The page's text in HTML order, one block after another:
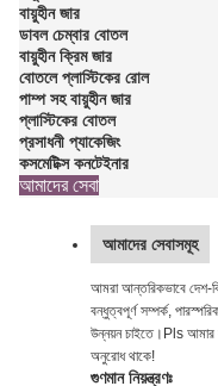
বায়ুহীন জার
ডাবল চেম্বার বোতল
বায়ুহীন ক্রিম জার
বোতলে প্লাস্টিকের রোল
পাম্প সহ বায়ুহীন জার
প্লাস্টিকের বোতল
প্রসাধনী প্যাকেজিং
কসমেটিক্স কনটেইনার
আমাদের সেবা
আমাদের সেবাসমূহ
আমরা আন্তরিকভাবে দেশ-
বন্ধুত্বপূর্ণ সম্পর্ক,
উন্নয়ন চাইতে।Pls আমার
অনুরোধ থাকে!
গুণমান নিয়ন্ত্রণঃ